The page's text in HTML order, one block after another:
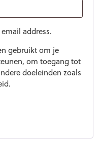
address.
gebruikt om je
om toegang tot
doeleinden zoals
.